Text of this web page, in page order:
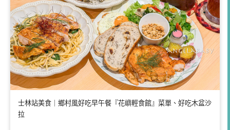
士林站美食｜鄉村風好吃早午餐『花嶼輕食館』菜單、好吃木盆沙
拉